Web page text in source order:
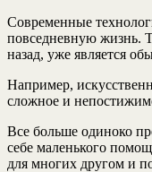
Современные
повседневную жизнь.
назад, уже является
Например,
сложное и
Все больше одиноко
себе маленького
для многих другом и